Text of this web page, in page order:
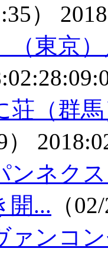
）
（東京
荘（群
）
ンネク
開... （
ァンコ